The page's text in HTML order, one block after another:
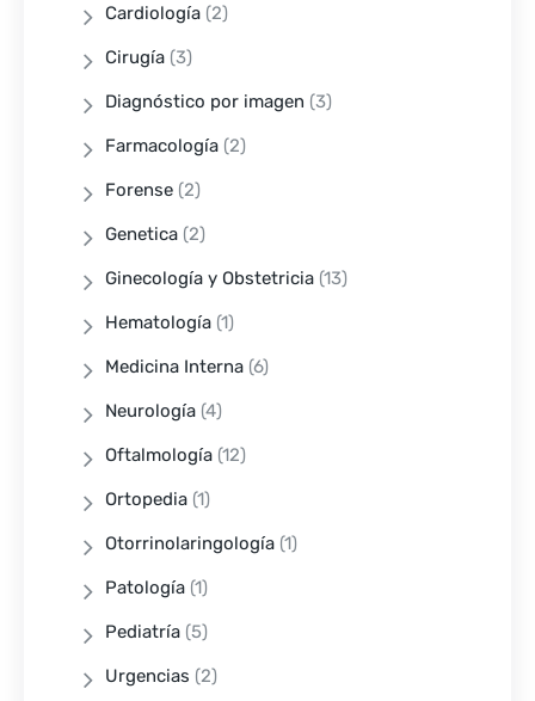
Cardiología (2)
Cirugía (3)
Diagnóstico por imagen (3)
Farmacología (2)
Forense (2)
Genetica (2)
Ginecología y Obstetricia (13)
Hematología (1)
Medicina Interna (6)
Neurología (4)
Oftalmología (12)
Ortopedia (1)
Otorrinolaringología (1)
Patología (1)
Pediatría (5)
Urgencias (2)